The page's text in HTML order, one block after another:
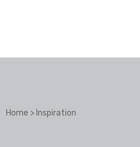
Home >Inspiration